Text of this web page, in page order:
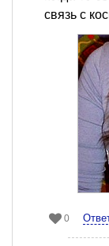
связь с
0